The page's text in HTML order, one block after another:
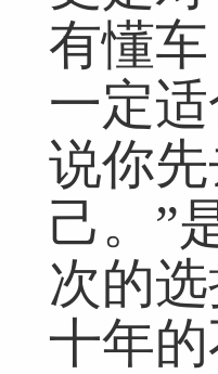
有懂
一定
说你
己。”
次的
十年的